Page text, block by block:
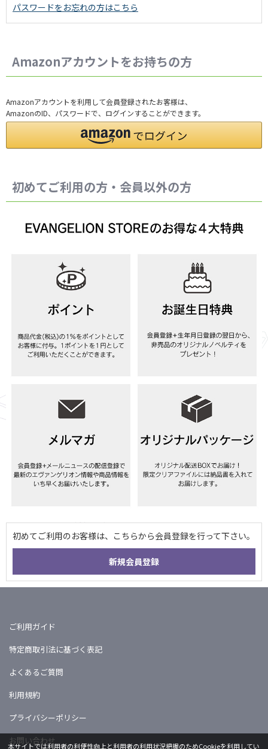
Amazonアカウントをお持ちの方
Amazonアカウントを利用して会員登録されたお客様は、
AmazonのID、パスワードで、ログインすることができます。
初めてご利用の方・会員以外の方
ご利用ガイド
特定商取引法に基づく表記
よくあるご質問
利用規約
プライバシーポリシー
お問い合わせ
本サイトでは利用者の利便性向上と利用者の利用状況把握のためCookieを利用してい